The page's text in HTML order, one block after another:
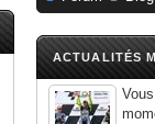
ACTUALITÉS